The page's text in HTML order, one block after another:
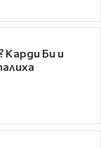
Карди Би и